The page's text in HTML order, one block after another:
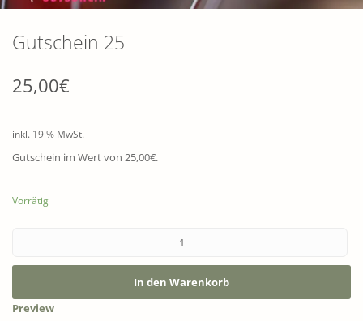
Gutschein 25
25,00€
inkl. 19 % MwSt.
Gutschein im Wert von 25,00€.
Vorrätig
In den Warenkorb
Preview